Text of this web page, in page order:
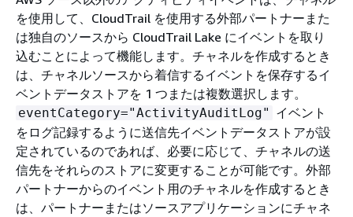
を使用して、CloudTrail を使用する外部パートナーまた
は独自のソースから CloudTrail Lake にイベントを取り
込むことによって機能します。チャネルを作成するとき
は、チャネルソースから着信するイベントを保存するイ
ベントデータストアを 1 つまたは複数選択します。
eventCategory="ActivityAuditLog" イベント
をログ記録するように送信先イベントデータストアが設
定されているのであれば、必要に応じて、チャネルの送
信先をそれらのストアに変更することが可能です。外部
パートナーからのイベント用のチャネルを作成するとき
は、パートナーまたはソースアプリケーションにチャネ